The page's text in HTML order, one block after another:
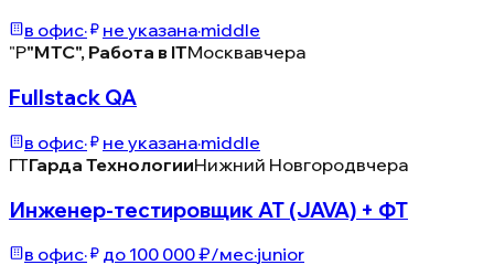
в офис· не указана·middle
"Р"МТС", Работа в ITМосквавчера
Fullstack QA
в офис· не указана·middle
ГТГарда ТехнологииНижний Новгородвчера
Инженер-тестировщик АТ (JAVA) + ФТ
в офис· до 100 000 ₽/мес·junior